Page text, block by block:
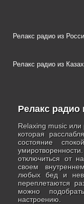
Релакс радио из
Релакс радио из
Релакс
Relaxing music или
которая
состояние
отключиться от
своем
любых бед и
переплетаются
можно
настроению.